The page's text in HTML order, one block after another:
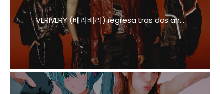
VERIVERY (베리베리) regresa tras dos añ...